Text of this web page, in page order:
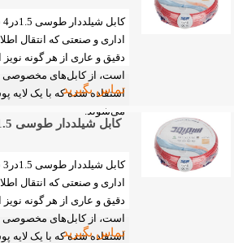
اداری و صنعتی که انتقال
دقیق و عاری از هر گونه نویز
است، از کابل‌های مخصوصی با
استفاده‌ شده که با یک‌
می‌شوند.
تماس بگیرید
کابل شیلددار طوسی 1.5در3 سیمپود
اداری و صنعتی که انتقال
دقیق و عاری از هر گونه نویز
است، از کابل‌های مخصوصی با
استفاده‌ شده که با یک‌
تماس بگیرید